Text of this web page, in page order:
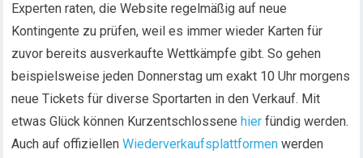
Experten raten, die Website regelmäßig auf neue
Kontingente zu prüfen, weil es immer wieder Karten für
zuvor bereits ausverkaufte Wettkämpfe gibt. So gehen
beispielsweise jeden Donnerstag um exakt 10 Uhr morgens
neue Tickets für diverse Sportarten in den Verkauf. Mit
etwas Glück können Kurzentschlossenehier fündig werden.
Auch auf offiziellenWiederverkaufsplattformen werden